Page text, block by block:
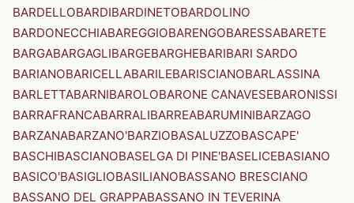
BARDELLOBARDIBARDINETOBARDOLINO
BARDONECCHIABAREGGIOBARENGOBARESSABARETE
BARGABARGAGLIBARGEBARGHEBARIBARI SARDO
BARIANOBARICELLABARILEBARISCIANOBARLASSINA
BARLETTABARNIBAROLOBARONE CANAVESEBARONISSI
BARRAFRANCABARRALIBARREABARUMINIBARZAGO
BARZANABARZANO'BARZIOBASALUZZOBASCAPE'
BASCHIBASCIANOBASELGA DI PINE'BASELICEBASIANO
BASICO'BASIGLIOBASILIANOBASSANO BRESCIANO
BASSANO DEL GRAPPABASSANO IN TEVERINA